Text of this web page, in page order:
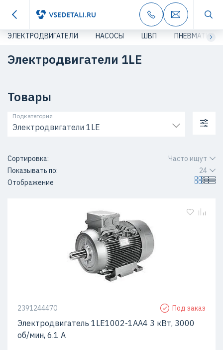
ЭЛЕКТРОДВИГАТЕЛИ НАСОСЫ ШВП ПНЕВМАТИКА
Электродвигатели 1LE
Товары
Электродвигатели 1LE
Подкатегория
Сортировка:
Часто ищут
Показывать по:
24
Отображение
2391244470 Под заказ
Электродвигатель 1LE1002-1AA4 3 кВт, 3000
об/мин, 6.1 A